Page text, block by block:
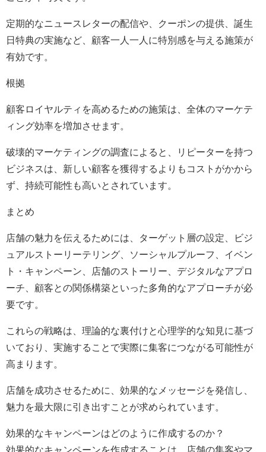
定期的なニュースレターの配信や、クーポンの提供、誕生
日特典の実施など、顧客一人一人に特別感を与える施策が
有効です。
根拠
顧客ロイヤルティを高めるための施策は、全体のマーケテ
ィング効率を増加させます。
破壊的マーケティングの調査によると、リピーターを持つ
ビジネスは、新しい顧客を獲得するよりもコストがかから
ず、持続可能性も高いとされています。
まとめ
店舗の魅力を伝えるためには、ターゲット層の設定、ビジ
ュアルストーリーテリング、ソーシャルプルーフ、イベン
ト・キャンペーン、店舗のストーリー、デジタルなアプロ
ーチ、顧客との関係構築といった多角的なアプローチが必
要です。
これらの戦略は、理論的な裏付けと心理学的な知見に基づ
いており、実施することで実際に集客につながる可能性が
高まります。
店舗を成功させるために、効果的なメッセージを発信し、
魅力を最大限に引き出すことが求められています。
効果的なキャンペーンはどのように作成するのか？
効果的なキャンペーンを作成することは、店舗の集客やマ